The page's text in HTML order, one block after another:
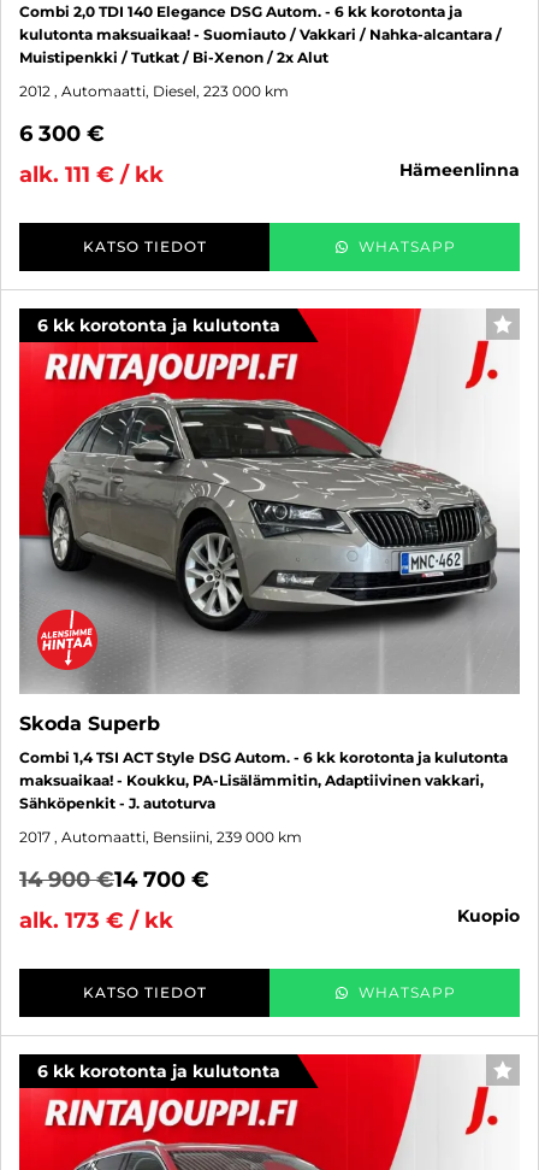
Combi 2,0 TDI 140 Elegance DSG Autom. - 6 kk korotonta ja
kulutonta maksuaikaa! - Suomiauto / Vakkari / Nahka-alcantara /
Muistipenkki / Tutkat / Bi-Xenon / 2x Alut
2012 , Automaatti, Diesel, 223 000 km
6 300 €
alk. 111 € / kk
hämeenlinna
KATSO TIEDOT WHATSAPP
6 kk korotonta ja kulutonta
Skoda Superb
Combi 1,4 TSI ACT Style DSG Autom. - 6 kk korotonta ja kulutonta
maksuaikaa! - Koukku, PA-Lisälämmitin, Adaptiivinen vakkari,
Sähköpenkit - J. autoturva
2017 , Automaatti, Bensiini, 239 000 km
14 900 €14 700 €
alk. 173 € / kk
kuopio
KATSO TIEDOT WHATSAPP
6 kk korotonta ja kulutonta